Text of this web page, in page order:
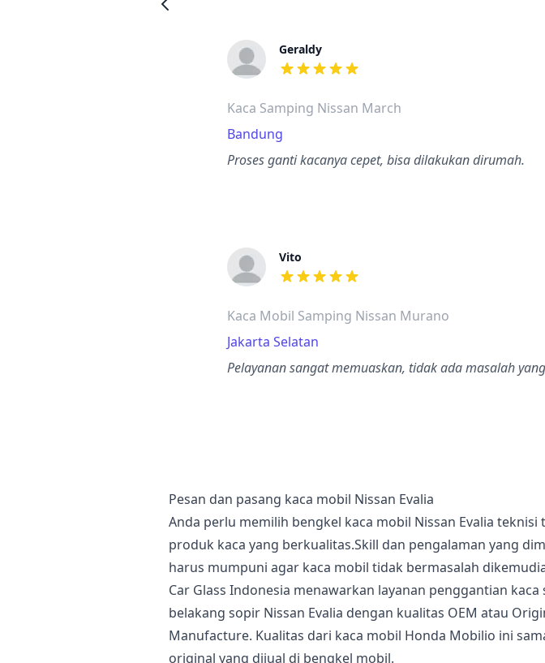
Geraldy
dari ulasan adalah bintang lima
Kaca Samping Nissan March
Bandung
Proses ganti kacanya cepet, bisa dilakukan dirumah.
Vito
dari ulasan adalah bintang lima
Kaca Mobil Samping Nissan Murano
Jakarta Selatan
Pelayanan sangat memuaskan, tidak ada masalah
Pesan dan pasang kaca mobil Nissan Evalia
Anda perlu memilih bengkel kaca mobil Nissan Evalia teknisi
produk kaca yang berkualitas.Skill dan pengalaman yang
harus mumpuni agar kaca mobil tidak bermasalah
Car Glass Indonesia menawarkan layanan penggantian kaca
belakang sopir Nissan Evalia dengan kualitas OEM atau
Manufacture. Kualitas dari kaca mobil Honda Mobilio ini
original yang dijual di bengkel mobil.